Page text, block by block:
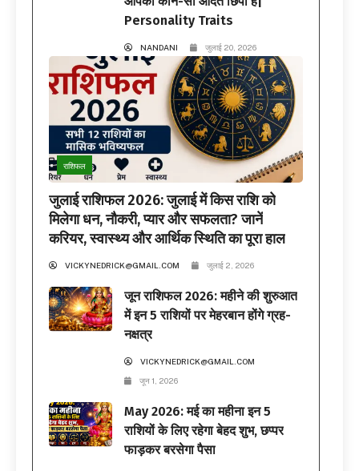
Personality Traits
NANDANI जुलाई 20, 2026
राशिफल
जुलाई राशिफल 2026: जुलाई में किस राशि को
मिलेगा धन, नौकरी, प्यार और सफलता? जानें
करियर, स्वास्थ्य और आर्थिक स्थिति का पूरा हाल
VICKYNEDRICK@GMAIL.COM जुलाई 2, 2026
जून राशिफल 2026: महीने की शुरुआत
में इन 5 राशियों पर मेहरबान होंगे ग्रह-
नक्षत्र
VICKYNEDRICK@GMAIL.COM
जून 1, 2026
May 2026: मई का महीना इन 5
राशियों के लिए रहेगा बेहद शुभ, छप्पर
फाड़कर बरसेगा पैसा